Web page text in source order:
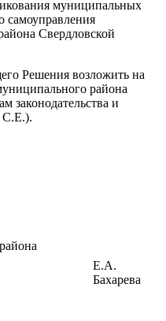
муниципальных
самоуправления
Свердловской
Решения возложить на
района
законодательства и
С.Е.).
Е.А.
Бахарева